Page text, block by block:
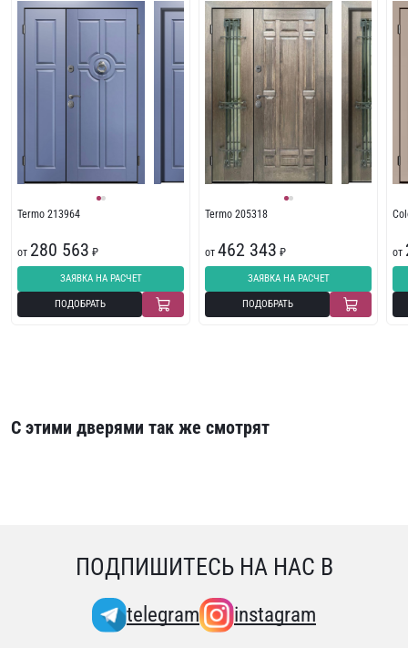
Termo 213964
от 280 563 ₽
ЗАЯВКА НА РАСЧЕТ
ПОДОБРАТЬ
Termo 205318
от462 343 ₽
ЗАЯВКА НА РАСЧЕТ
ПОДОБРАТЬ
от
С этими дверями так же смотрят
ПОДПИШИТЕСЬ НА НАС В
telegram instagram